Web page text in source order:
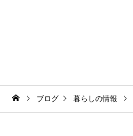
ブログ 暮らしの情報